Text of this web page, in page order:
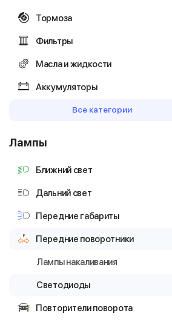
Тормоза
Фильтры
Масла и жидкости
Аккумуляторы
Все категории
Лампы
Ближний свет
Дальний свет
Передние габариты
Передние поворотники
Лампы накаливания
Светодиоды
Повторители поворота